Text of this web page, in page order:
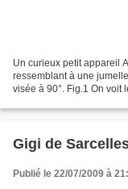
Un curieux petit appareil
ressemblant à une
visée à 90°. Fig.1 On voit
Gigi de
Publié le 22/07/2009 à